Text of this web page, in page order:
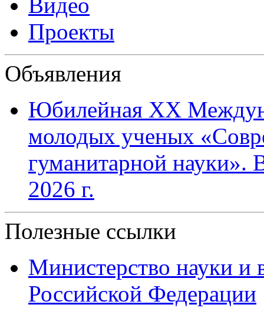
Проекты
Объявления
Юбилейная XХ
молодых ученых
гуманитарной науки».
2026 г.
Полезные ссылки
Министерство науки и
Российской Федерации